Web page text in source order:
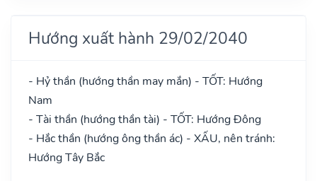
Hướng xuất hành 29/02/2040
- Hỷ thần (hướng thần may mắn) - TỐT: Hướng
Nam
- Tài thần (hướng thần tài) - TỐT: Hướng Đông
- Hắc thần (hướng ông thần ác) - XẤU, nên tránh:
Hướng Tây Bắc